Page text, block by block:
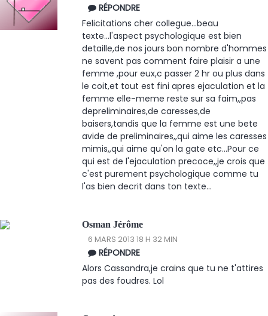
RÉPONDRE
Felicitations cher collegue...beau
texte...l'aspect psychologique est bien
detaille,de nos jours bon nombre d'hommes
ne savent pas comment faire plaisir a une
femme ,pour eux,c passer 2 hr ou plus dans
le coit,et tout est fini apres ejaculation et la
femme elle-meme reste sur sa faim,,pas
depreliminaires,de caresses,de
baisers,tandis que la femme est une bete
avide de preliminaires,,qui aime les caresses
mimis,,qui aime qu'on la gate etc...Pour ce
qui est de l'ejaculation precoce,,je crois que
c'est purement psychologique comme tu
l'as bien decrit dans ton texte...
Osman Jérôme
6 MARS 2013 18 H 32 MIN
RÉPONDRE
Alors Cassandra,je crains que tu ne t'attires
pas des foudres. Lol